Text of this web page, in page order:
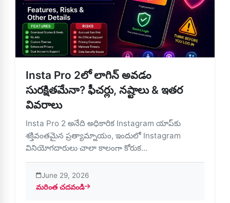
Insta Pro 2లో లాగిన్ అవడం
సురక్షితమేనా? ఫీచర్లు, నష్టాలు & ఇతర
వివరాలు
Insta Pro 2 అనేది అధికారిక Instagram యాప్‌కు
శక్తివంతమైన ప్రత్యామ్నాయం, ఇందులో Instagram
వినియోగదారులు చాలా కాలంగా కోరుక...
June 29, 2026
మరింత చదవండి
about Insta Pro 2లో లాగిన్ అవడం సురక్షితమేనా? ఫీచర్లు,